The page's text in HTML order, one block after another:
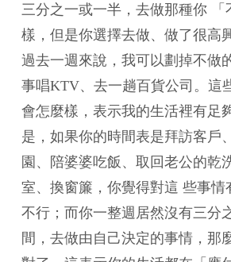
三分之一或一半，去做那種你 「
樣，但是你選擇去做、做了很高
過去一週來說，我可以劃掉不做
事唱KTV、去一趟百貨公司。這
會怎麼樣，表示我的生活裡有足
是，如果你的時間表是拜訪客戶
園、陪婆婆吃飯、取回老公的乾
室、換窗簾，你覺得對這 些事情
不行；而你一整週居然沒有三分
間，去做由自己決定的事情，那